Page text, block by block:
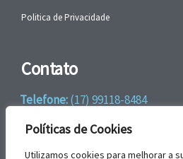
Políticas de Cookies
Utilizamos cookies para melhorar a
Politica de Privacidade
Contato
Telefone:(17) 99118-8484
WhatsApp:+55 (17) 99118-8484
email: